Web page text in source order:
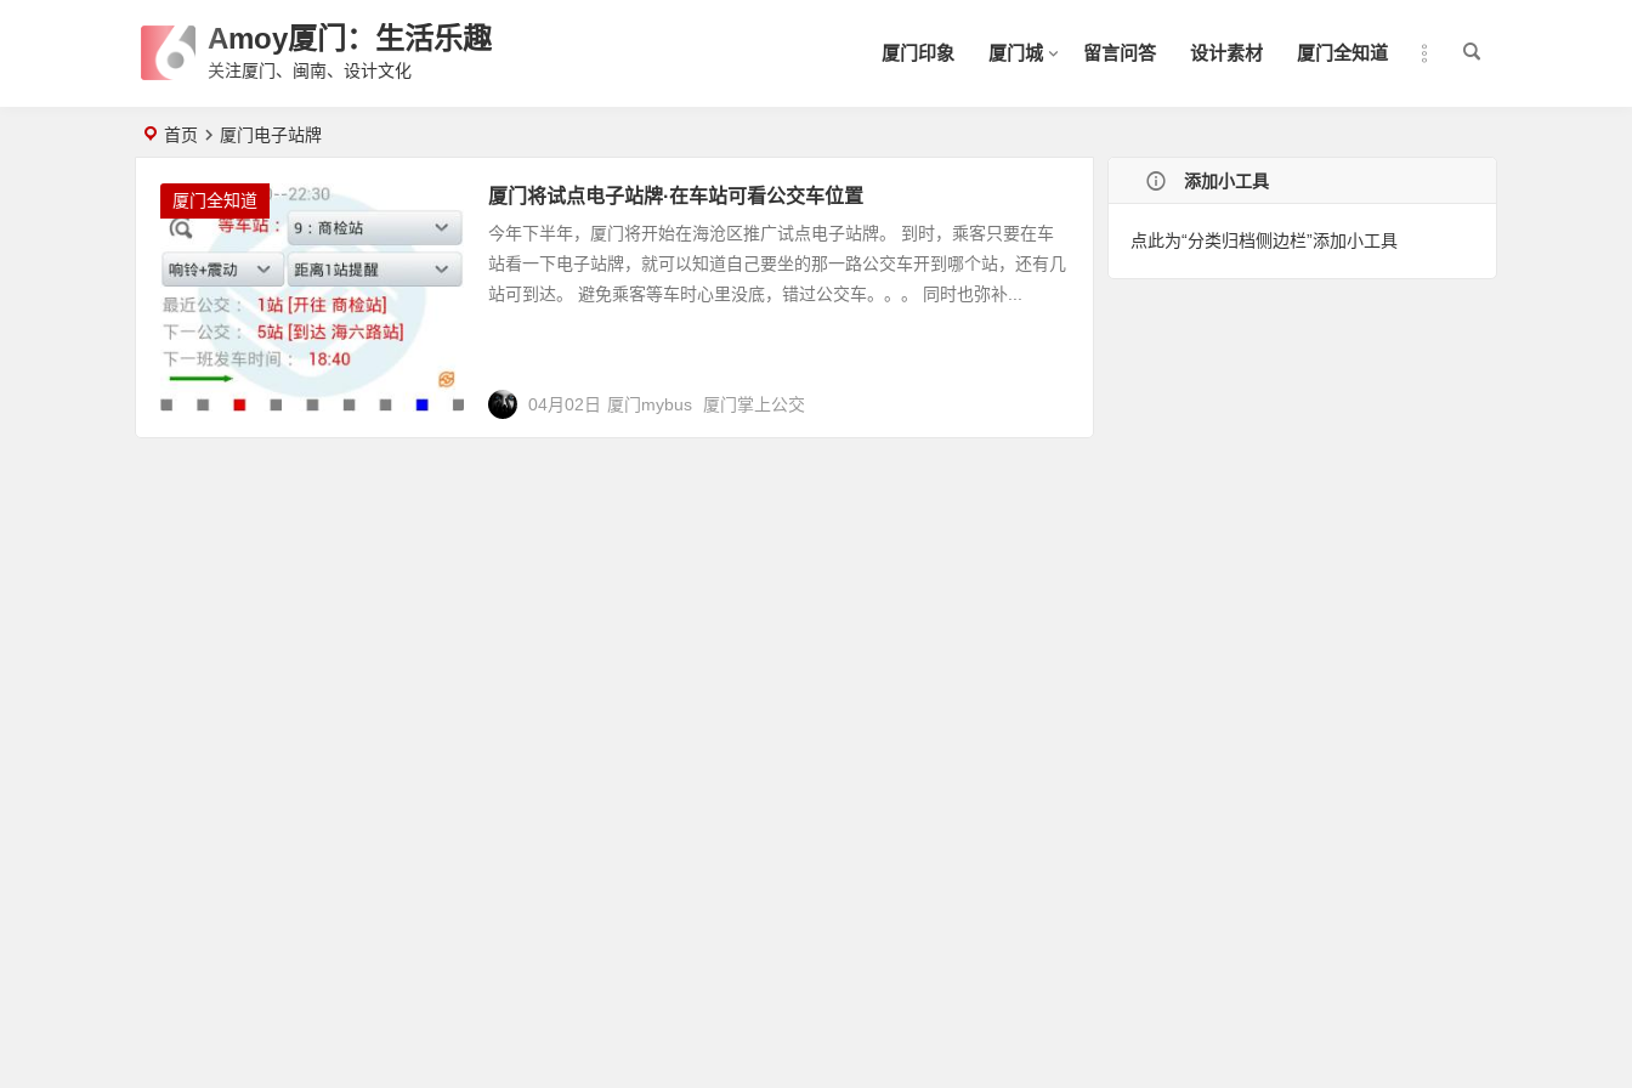
Amoy厦门：生活乐趣
关注厦门、闽南、设计文化
厦门印象 厦门城 留言问答 设计素材 厦门全知道
首页 厦门电子站牌
厦门全知道 厦门将试点电子站牌·在车站可看公交车位置
今年下半年，厦门将开始在海沧区推广试点电子站牌。 到时，乘客只要在车
站看一下电子站牌，就可以知道自己要坐的那一路公交车开到哪个站，还有几
站可到达。 避免乘客等车时心里没底，错过公交车。。。 同时也弥补...
04月02日 厦门mybus 厦门掌上公交
添加小工具
点此为“分类归档侧边栏”添加小工具